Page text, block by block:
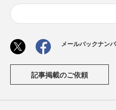
メールバックナン
記事掲載のご依頼